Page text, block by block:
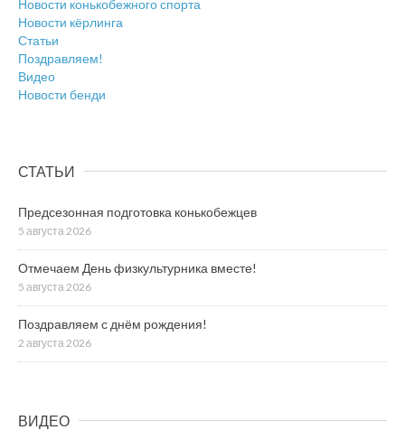
Новости конькобежного спорта
Новости кёрлинга
Статьи
Поздравляем!
Видео
Новости бенди
СТАТЬИ
Предсезонная подготовка конькобежцев
5 августа 2026
Отмечаем День физкультурника вместе!
5 августа 2026
Поздравляем с днём рождения!
2 августа 2026
ВИДЕО